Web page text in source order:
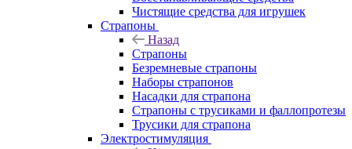
Чистящие средства для игрушек
Страпоны
Назад
Страпоны
Безремневые страпоны
Наборы страпонов
Насадки для страпона
Страпоны с трусиками и фаллопротезы
Трусики для страпона
Электростимуляция